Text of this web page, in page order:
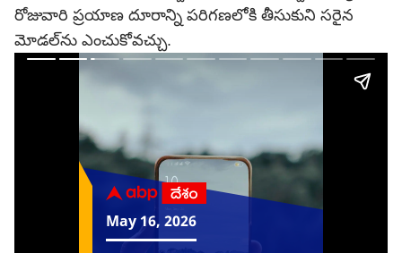
రోజువారి ప్రయాణ దూరాన్ని పరిగణలోకి తీసుకుని సరైన
మోడల్‌ను ఎంచుకోవచ్చు.